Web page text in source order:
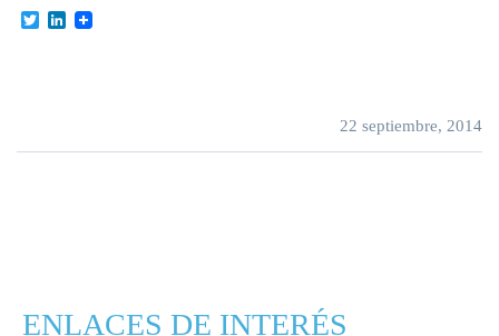
TwitterLinkedIn
22 septiembre, 2014
ENLACES DE INTERÉS